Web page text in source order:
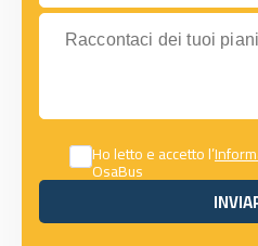
Raccontaci dei tuoi piani
Ho letto e accetto l’
OsaBus